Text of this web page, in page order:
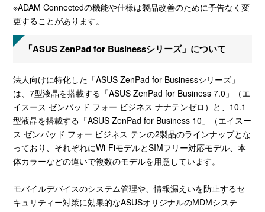
※ADAM Connectedの機能や仕様は製品改善のために予告なく変
更することがあります。
「ASUS ZenPad for Businessシリーズ」について
法人向けに特化した「ASUS ZenPad for Businessシリーズ」
は、7型液晶を搭載する「ASUS ZenPad for Business 7.0」（エ
イスース ゼンパッド フォー ビジネス ナナテンゼロ）と、10.1
型液晶を搭載する「ASUS ZenPad for Business 10」（エイスー
ス ゼンパッド フォー ビジネス テンの2製品のラインナップとな
っており、それぞれにWi-FiモデルとSIMフリー対応モデル、本
体カラーなどの違いで複数のモデルを用意しています。
モバイルデバイスのシステム管理や、情報漏えいを防止するセ
キュリティー対策に効果的なASUSオリジナルのMDMシステ